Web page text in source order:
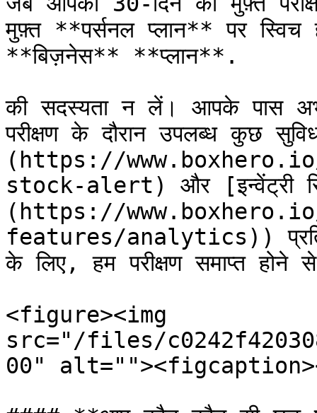
मुफ़्त **पर्सनल प्लान** पर
**बिज़नेस** **प्लान**.
की सदस्यता न लें। आपके पास
परीक्षण के दौरान उपलब्ध कुछ
(https://
stock-alert) और [इन्वेंट्री
(https://
features/analytics))
के लिए, हम परीक्षण समाप्त
<figure><img
src="/files/
00"